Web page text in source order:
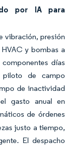
por IA para
vibración, presión
y bombas a
días
de campo
de inactividad
gasto anual en
de órdenes
justo a tiempo,
El despacho